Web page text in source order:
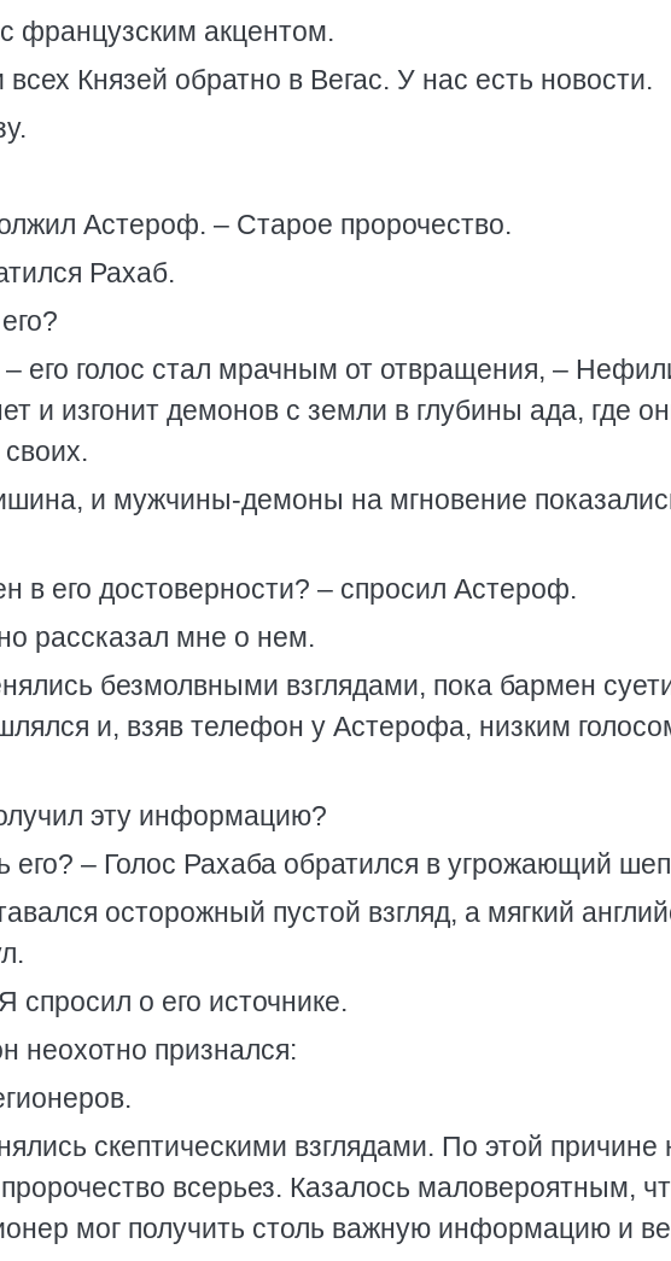
французским акцентом.
Князей обратно в Вегас. У нас есть новости.
Астероф. – Старое пророчество.
Рахаб.
его голос стал мрачным от отвращения, –
и изгонит демонов с земли в глубины ада, где
и мужчины-демоны на мгновение
в его достоверности? – спросил Астероф.
рассказал мне о нем.
безмолвными взглядами, пока бармен
и, взяв телефон у Астерофа, низким
эту информацию?
– Голос Рахаба обратился в угрожающий
осторожный пустой взгляд, а мягкий
о его источнике.
неохотно признался:
скептическими взглядами. По этой причине
всерьез. Казалось маловероятным,
мог получить столь важную информацию и